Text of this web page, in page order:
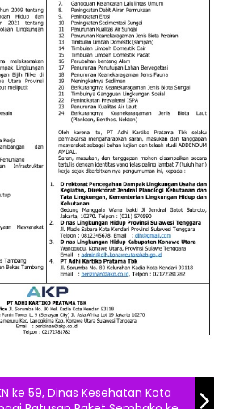
ke 59, Dinas Kesehatan Kota